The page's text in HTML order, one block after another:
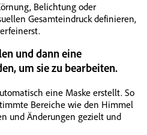
Belichtung oder
Gesamteindruck definieren,
und dann eine
um sie zu bearbeiten.
eine Maske erstellt. So
Bereiche wie den Himmel
und Änderungen gezielt und